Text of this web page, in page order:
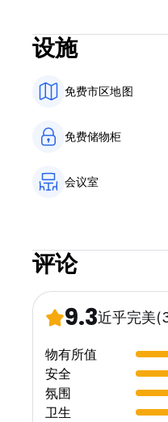
最晚退房时间为12:00。
客房清洁时间为10:00。
住宿价格按每人和床位计
除外。如果被发现，将向
恳请客户在晚上 11 点至
必须填写注册表并提交
客户有义务支付其预订和
接受欧元卡和现金。不接
酒店不对物品丢失或被盗
尊重机构的家具。因滥用
设施
免费市区地图
免费储物柜
会议室
评论
9.3近乎完美
物有所值
安全
氛围
卫生